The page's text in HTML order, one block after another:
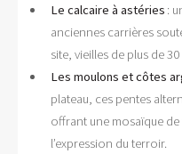
Le calcaire à astéries :
anciennes carrières
site, vieilles de plus de
Les moulons et côtes
plateau, ces pentes
offrant une mosaïque
l’expression du terroir.